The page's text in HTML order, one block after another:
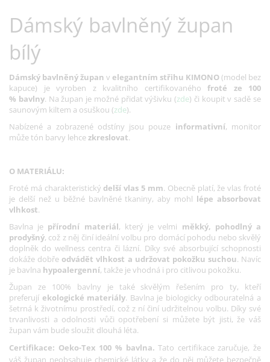
Dámský bavlněný župan
bílý
Dámský bavlněný župan v elegantním střihu KIMONO (model bez
kapuce) je vyroben z kvalitního certifikovaného froté ze 100
% bavlny. Na župan je možné přidat výšivku (zde) či koupit v sadě se
saunovým kiltem a osuškou (zde).
Nabízené a zobrazené odstíny jsou pouze informativní, monitor
může tón barvy lehcezkreslovat.
O MATERIÁLU:
Froté má charakteristický delší vlas 5 mm. Obecně platí, že vlas froté
je delší než u běžné bavlněné tkaniny, aby mohl lépe absorbovat
vlhkost.
Bavlna je přírodní materiál, který je velmi měkký, pohodlný a
prodyšný, což z něj činí ideální volbu pro domácí pohodu nebo skvělý
doplněk do wellness centra či lázní. Díky své absorbující schopnosti
dokáže dobře odvádět vlhkost a udržovat pokožku suchou. Navíc
je bavlna hypoalergenní, takže je vhodná i pro citlivou pokožku.
Župan ze 100% bavlny je také skvělým řešením pro ty, kteří
preferují ekologické materiály. Bavlna je biologicky odbouratelná a
šetrná k životnímu prostředí, což z ní činí udržitelnou volbu. Díky své
trvanlivosti a odolnosti vůči opotřebení si můžete být jisti, že váš
župan vám bude sloužit dlouhá léta.
Certifikace: Oeko-Tex 100 % bavlna. Tato certifikace zaručuje, že
váš župan neobsahuje chemické látky a že do něj můžete bezpečně